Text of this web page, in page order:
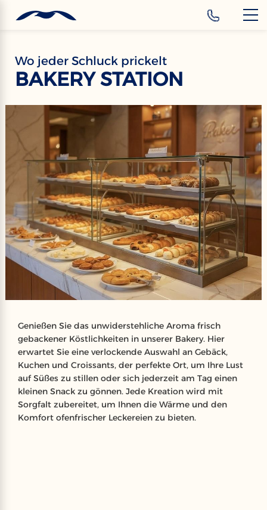
Wo jeder Schluck prickelt
BAKERY STATION
Genießen Sie das unwiderstehliche Aroma frisch
gebackener Köstlichkeiten in unserer Bakery. Hier
erwartet Sie eine verlockende Auswahl an Gebäck,
Kuchen und Croissants, der perfekte Ort, um Ihre Lust
auf Süßes zu stillen oder sich jederzeit am Tag einen
kleinen Snack zu gönnen. Jede Kreation wird mit
Sorgfalt zubereitet, um Ihnen die Wärme und den
Komfort ofenfrischer Leckereien zu bieten.